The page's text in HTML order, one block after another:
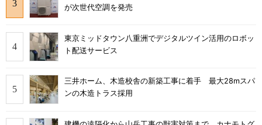
が次世代空調を発売
東京ミッドタウン八重洲でデジタルツイン活用のロボッ
ト配送サービス
三井ホーム、木造校舎の新築工事に着手 最大28mスパ
ンの木造トラス採用